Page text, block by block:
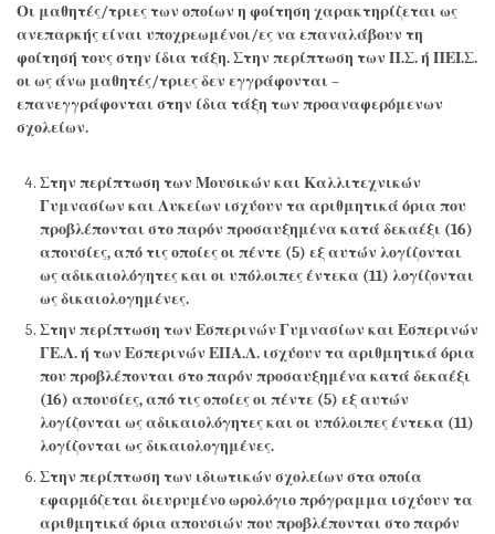
Οι μαθητές/τριες των οποίων η φοίτηση χαρακτηρίζεται ως
ανεπαρκής είναι υποχρεωμένοι/ες να επαναλάβουν τη
φοίτησή τους στην ίδια τάξη. Στην περίπτωση των Π.Σ. ή ΠΕΙ.Σ.
οι ως άνω μαθητές/τριες δεν εγγράφονται –
επανεγγράφονται στην ίδια τάξη των προαναφερόμενων
σχολείων.
Στην περίπτωση των Μουσικών και Καλλιτεχνικών
Γυμνασίων και Λυκείων ισχύουν τα αριθμητικά όρια που
προβλέπονται στο παρόν προσαυξημένα κατά δεκαέξι (16)
απουσίες, από τις οποίες οι πέντε (5) εξ αυτών λογίζονται
ως αδικαιολόγητες και οι υπόλοιπες έντεκα (11) λογίζονται
ως δικαιολογημένες.
Στην περίπτωση των Εσπερινών Γυμνασίων και Εσπερινών
ΓΕ.Λ. ή των Εσπερινών ΕΠΑ.Λ. ισχύουν τα αριθμητικά όρια
που προβλέπονται στο παρόν προσαυξημένα κατά δεκαέξι
(16) απουσίες, από τις οποίες οι πέντε (5) εξ αυτών
λογίζονται ως αδικαιολόγητες και οι υπόλοιπες έντεκα (11)
λογίζονται ως δικαιολογημένες.
Στην περίπτωση των ιδιωτικών σχολείων στα οποία
εφαρμόζεται διευρυμένο ωρολόγιο πρόγραμμα ισχύουν τα
αριθμητικά όρια απουσιών που προβλέπονται στο παρόν